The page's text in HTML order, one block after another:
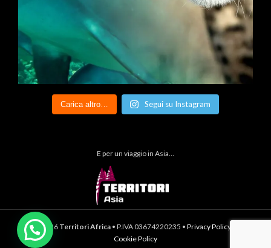
Carica altro… Segui su Instagram
E per un viaggio in Asia…
© 2026 Territori Africa• P.IVA 03674220235 • Privacy Policy
Cookie Policy